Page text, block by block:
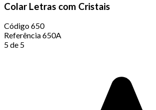
Colar Letras com Cristais
Código650
Referência650A
5 de 5